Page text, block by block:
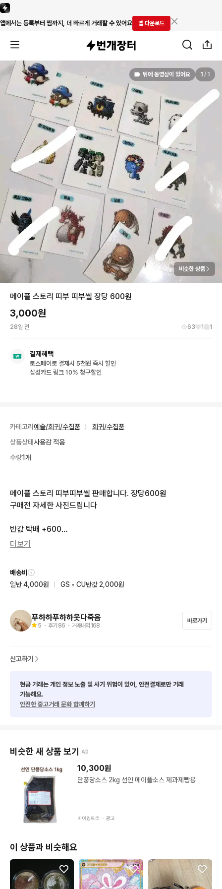
앱에서는 등록부터 찜까지, 더 빠르게 거래할 수 있어요 앱 다운로드
뒤에 동영상이 있어요 1 / 1
비슷한 상품
메이플 스토리 띠부 띠부씰 장당 600원
3,000원
28일 전 63 1 1
결제혜택
토스페이로 결제시 5천원 즉시 할인
삼성카드 링크 10% 청구할인
카테고리 예술/희귀/수집품 〉
희귀/수집품
상품상태사용감 적음
수량1개
메이플 스토리 띠부띠부씰 판매합니다. 장당600원
구매전 자세한 사진드립니다
반값 탁배 +600
일반 택배 + 2000
더보기
배송비
일반 4,000원
GS • CU반값 2,000원
푸하하푸하하웃다죽음
5 ・ 후기 86 ・ 거래내역 168
바로가기
신고하기
현금 거래는 개인 정보 노출 및 사기 위험이 있어, 안전결제로만 거래
가능해요.
안전한 중고거래 문화 함께하기
비슷한 새 상품 보기 AD
10,300원
단풍당소스 2kg 선인 메이플소스 제과제빵용
베이킹트리 ・ 광고
이 상품과 비슷해요